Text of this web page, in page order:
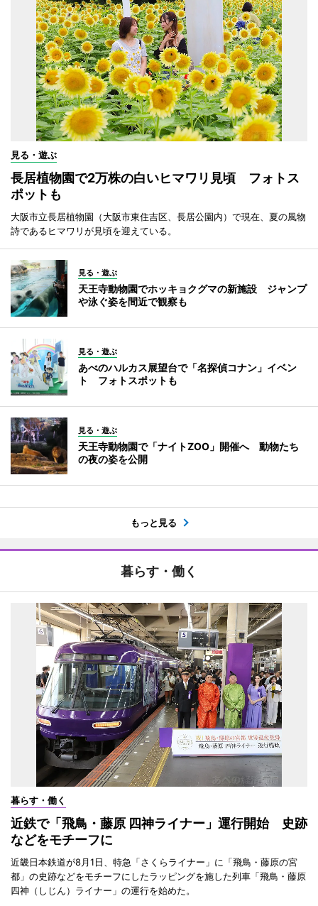
見る・遊ぶ
長居植物園で2万株の白いヒマワリ見頃 フォトス
ポットも
大阪市立長居植物園（大阪市東住吉区、長居公園内）で現在、夏の風物
詩であるヒマワリが見頃を迎えている。
見る・遊ぶ
天王寺動物園でホッキョクグマの新施設 ジャンプ
や泳ぐ姿を間近で観察も
見る・遊ぶ
あべのハルカス展望台で「名探偵コナン」イベン
ト フォトスポットも
見る・遊ぶ
天王寺動物園で「ナイトZOO」開催へ 動物たち
の夜の姿を公開
もっと見る
暮らす・働く
暮らす・働く
近鉄で「飛鳥・藤原 四神ライナー」運行開始 史跡
などをモチーフに
近畿日本鉄道が8月1日、特急「さくらライナー」に「飛鳥・藤原の宮
都」の史跡などをモチーフにしたラッピングを施した列車「飛鳥・藤原
四神（しじん）ライナー」の運行を始めた。